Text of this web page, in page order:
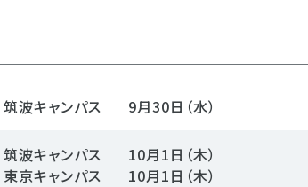
筑波キャンパス 9月30日（水）
筑波キャンパス
10月1日（木）
東京キャンパス
10月1日（木）